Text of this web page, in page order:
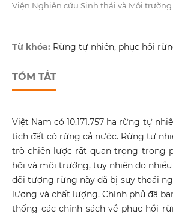
Viện Nghiên cứu Sinh thái và Môi
Từ khóa: Rừng tự nhiên, phục hồi
TÓM TẮT
Việt Nam có 10.171.757 ha rừng tự
tích đất có rừng cả nước. Rừng tự
trò chiến lược rất quan trọng trong
hội và môi trường, tuy nhiên do
đối tượng rừng này đã bị suy thoái
lượng và chất lượng. Chính phủ đã
thống các chính sách về phục hồi